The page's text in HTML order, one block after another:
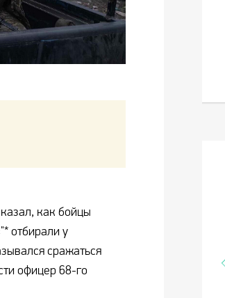
как бойцы
отбирали у
сражаться
офицер 68-го